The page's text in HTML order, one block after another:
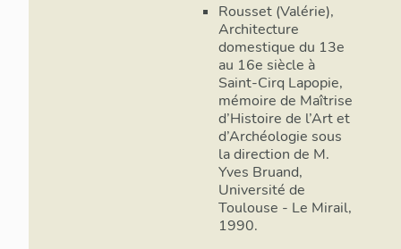
Rousset (Valérie),
Architecture
domestique du 13e
au 16e siècle à
Saint-Cirq Lapopie,
mémoire de Maîtrise
d’Histoire de l’Art et
d’Archéologie sous
la direction de M.
Yves Bruand,
Université de
Toulouse - Le Mirail,
1990.